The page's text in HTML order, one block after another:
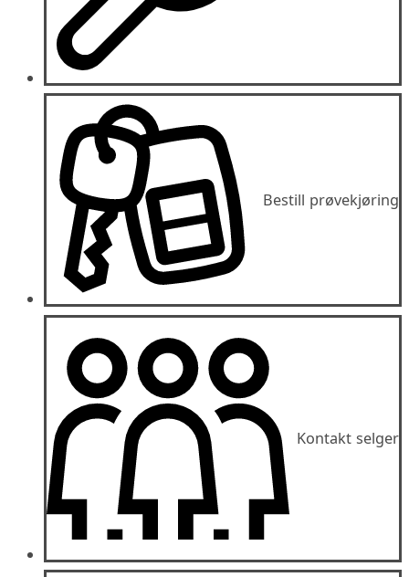
Bestill prøvekjøring
Kontakt selger